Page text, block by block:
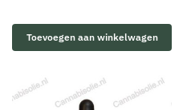
Toevoegen aan winkelwagen